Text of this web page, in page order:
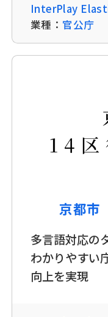
InterPlay
業種： 官公庁
京都市
多言語対応の
わかりやすい
向上を実現